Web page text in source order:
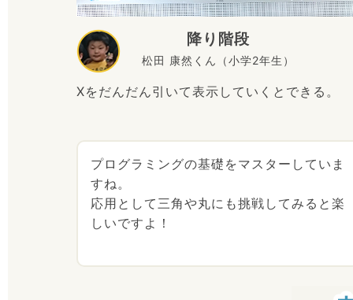
降り階段
松田 康然くん（小学2年生）
Xをだんだん引いて表示していくとできる。
プログラミングの基礎をマスターしていま
すね。
応用として三角や丸にも挑戦してみると楽
しいですよ！